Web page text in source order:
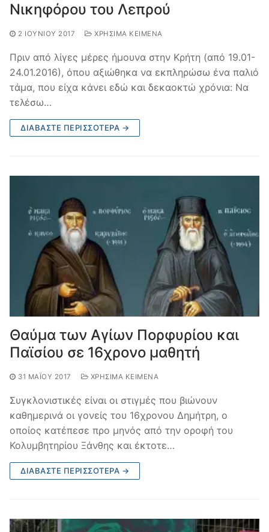
Νικηφόρου του Λεπρού
2 ΙΟΥΝΊΟΥ 2017 ΧΡΉΣΙΜΑ ΚΕΊΜΕΝΑ
Πριν από λίγες μέρες ήμουνα στην Κρήτη (από 19.01-
24.01.2016), όπου αξιώθηκα να εκπληρώσω ένα παλιό
τάμα, που είχα κάνει εδώ και δεκαοκτώ χρόνια: Να
τελέσω…
ΔΙΑΒΆΣΤΕ ΠΕΡΙΣΣΌΤΕΡΑ →
Θαύμα των Αγίων Πορφυρίου και
Παϊσίου σε 16χρονο μαθητή
31 ΜΑΪ́ΟΥ 2017 ΧΡΉΣΙΜΑ ΚΕΊΜΕΝΑ
Συγκλονιστικές είναι οι στιγμές που βιώνουν
καθημερινά οι γονείς του 16χρονου Δημήτρη, ο
οποίος κατέπεσε προ μηνός από την οροφή του
Κολυμβητηρίου Ξάνθης και έκτοτε…
ΔΙΑΒΆΣΤΕ ΠΕΡΙΣΣΌΤΕΡΑ →